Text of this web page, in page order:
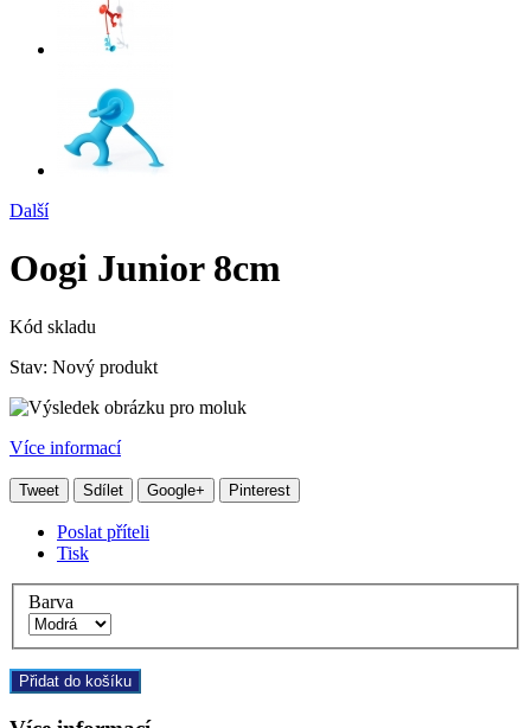
Další
Oogi Junior 8cm
Kód skladu
Stav: Nový produkt
Více informací
Tweet Sdílet Google+ Pinterest
Poslat příteli
Tisk
Barva
Přidat do košíku